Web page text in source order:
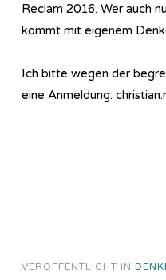
Reclam 2016. Wer auch
kommt mit eigenem
Ich bitte wegen der
eine Anmeldung:
VERÖFFENTLICHT IN